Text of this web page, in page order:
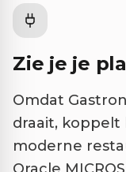
Zie je je
Omdat
draait,
moderne